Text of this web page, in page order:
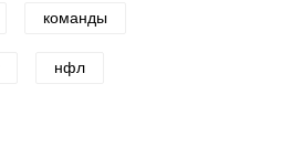
команды
нфл